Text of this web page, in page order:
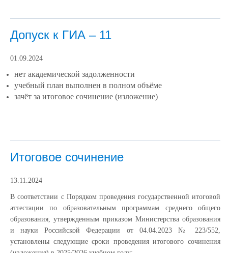
Допуск к ГИА – 11
01.09.2024
нет академической задолженности
учебный план выполнен в полном объёме
зачёт за итоговое сочинение (изложение)
Итоговое сочинение
13.11.2024
В соответствии с Порядком проведения государственной итоговой
аттестации по образовательным программам среднего общего
образования, утвержденным приказом Министерства образования
и науки Российской Федерации от 04.04.2023 № 223/552,
установлены следующие сроки проведения итогового сочинения